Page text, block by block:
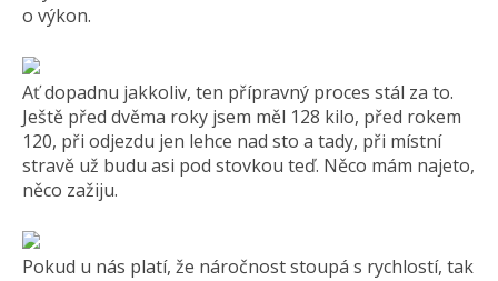
o výkon.
Ať dopadnu jakkoliv, ten přípravný proces stál za to.
Ještě před dvěma roky jsem měl 128 kilo, před rokem
120, při odjezdu jen lehce nad sto a tady, při místní
stravě už budu asi pod stovkou teď. Něco mám najeto,
něco zažiju.
Pokud u nás platí, že náročnost stoupá s rychlostí, tak